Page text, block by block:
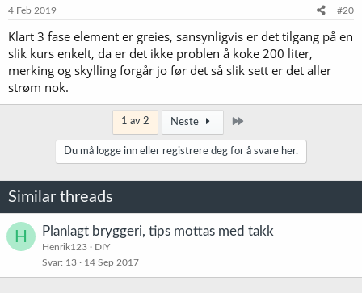
4 Feb 2019 #20
Klart 3 fase element er greies, sansynligvis er det tilgang på en
slik kurs enkelt, da er det ikke problen å koke 200 liter,
merking og skylling forgår jo før det så slik sett er det aller
strøm nok.
1 av 2 Neste
Du må logge inn eller registrere deg for å svare her.
Similar threads
H Planlagt bryggeri, tips mottas med takk
Henrik123
DIY
Svar 13 14 Sep 2017